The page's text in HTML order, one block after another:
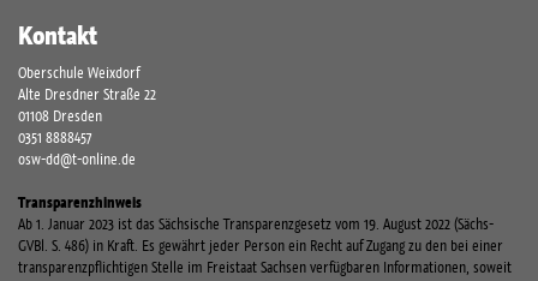
Kontakt
Oberschule Weixdorf
Alte Dresdner Straße 22
01108 Dresden
0351 8888457
osw-dd@t-online.de
Transparenzhinweis
Ab 1. Januar 2023 ist das Sächsische Transparenzgesetz vom 19. August 2022 (Sächs-
GVBl. S. 486) in Kraft. Es gewährt jeder Person ein Recht auf Zugang zu den bei einer
transparenzpflichtigen Stelle im Freistaat Sachsen verfügbaren Informationen, soweit